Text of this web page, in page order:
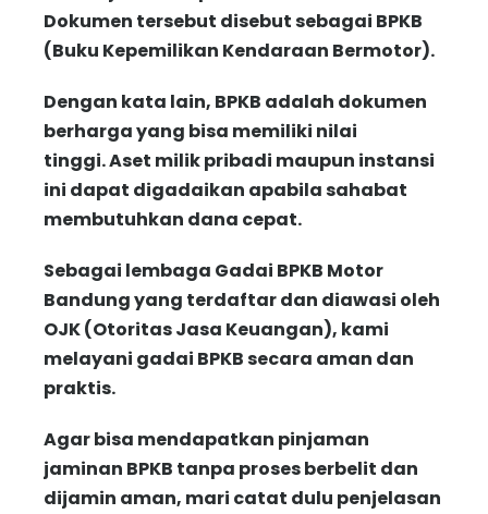
Dokumen tersebut disebut sebagai BPKB
(Buku Kepemilikan Kendaraan Bermotor).
Dengan kata lain, BPKB adalah dokumen
berharga yang bisa memiliki nilai
tinggi. Aset milik pribadi maupun instansi
ini dapat digadaikan apabila sahabat
membutuhkan dana cepat.
Sebagai lembaga Gadai BPKB Motor
Bandung yang terdaftar dan diawasi oleh
OJK (Otoritas Jasa Keuangan), kami
melayani gadai BPKB secara aman dan
praktis.
Agar bisa mendapatkan pinjaman
jaminan BPKB tanpa proses berbelit dan
dijamin aman, mari catat dulu penjelasan